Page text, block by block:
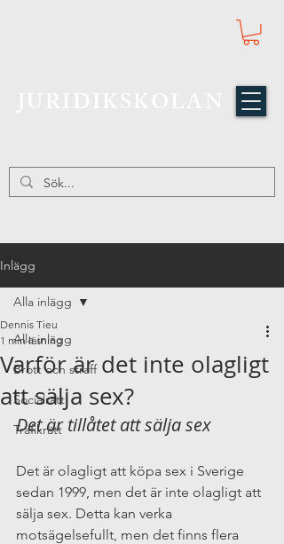
Inlägg
Alla inlägg
Brott och straff
Socialrätt
Trafikrätt
Alla inlägg
Varför är det inte olagligt
att sälja sex?
Dennis Tieu
1 min läsning
Det är tillåtet att sälja sex
Det är olagligt att köpa sex i Sverige
sedan 1999, men det är inte olagligt att
sälja sex. Detta kan verka
motsägelsefullt, men det finns flera